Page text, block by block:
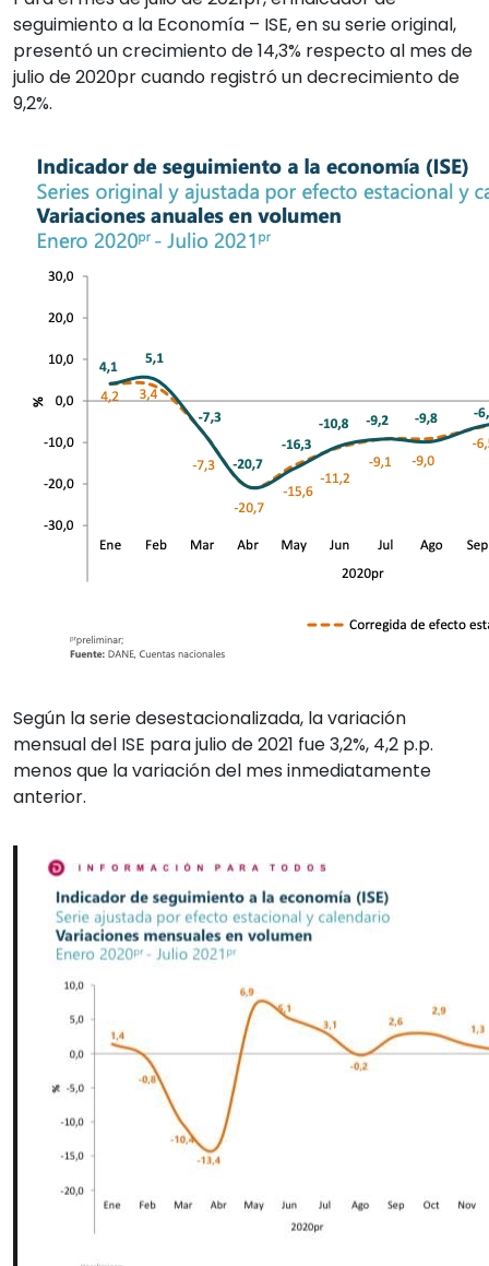
seguimiento a la Economía – ISE, en su serie original,
presentó un crecimiento de 14,3% respecto al mes de
julio de 2020pr cuando registró un decrecimiento de
9,2%.
Según la serie desestacionalizada, la variación
mensual del ISE para julio de 2021 fue 3,2%, 4,2 p.p.
menos que la variación del mes inmediatamente
anterior.